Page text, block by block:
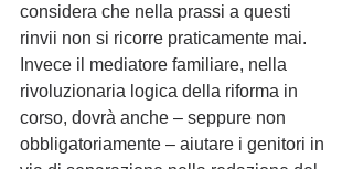
considera che nella prassi a questi
rinvii non si ricorre praticamente mai.
Invece il mediatore familiare, nella
rivoluzionaria logica della riforma in
corso, dovrà anche – seppure non
obbligatoriamente – aiutare i genitori in